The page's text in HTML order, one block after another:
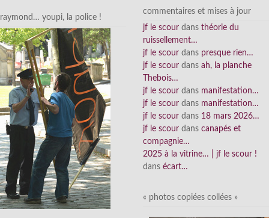
raymond… youpi, la police !
commentaires et mises à jour
jf le scour dans théorie du
ruissellement…
jf le scour dans presque rien…
jf le scour dans ah, la planche
Thebois…
jf le scour dans manifestation…
jf le scour dans manifestation…
jf le scour dans 18 mars 2026…
jf le scour dans canapés et
compagnie…
2025 à la vitrine… | jf le scour !
dans écart…
« photos copiées collées »